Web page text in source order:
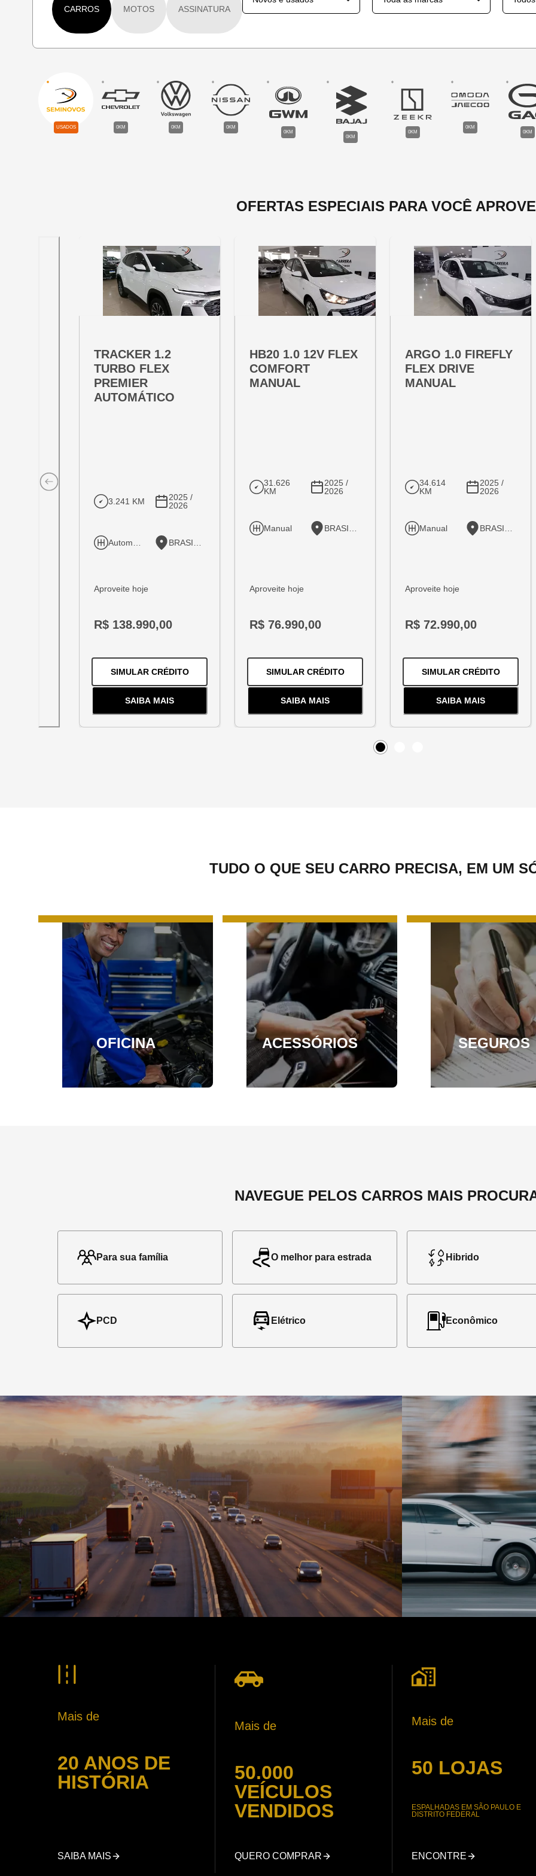
CARROS MOTOS ASSINATURA
USADOS 0KM 0KM
0KM
0KM
0KM
0KM
0KM
0KM
OFERTAS ESPECIAIS PARA VOCÊ
TRACKER 1.2
TURBO FLEX
PREMIER
AUTOMÁTICO
3.241 KM
2025 /
2026
Aproveite hoje
R$ 138.990,00
SIMULAR CRÉDITOPARA O TRACKER 1.2 TURBO FLEX PREMIER AUTOMÁTICO
SAIBA MAIS
SOBRE TRACKER 1.2 TURBO FLEX PREMIER AUTOMÁTICO
HB20 1.0 12V FLEX
COMFORT
MANUAL
31.626
KM
2025 /
2026
Manual
Aproveite hoje
R$ 76.990,00
SIMULAR CRÉDITOPARA O HB20 1.0 12V FLEX COMFORT MANUAL
SAIBA MAIS
SOBRE HB20 1.0 12V FLEX COMFORT MANUAL
ARGO 1.0 FIREFLY
FLEX DRIVE
MANUAL
34.614
KM
2025 /
2026
Manual
Aproveite hoje
R$ 72.990,00
SIMULAR CRÉDITOPARA O
SAIBA MAIS
SOBRE ARGO
TUDO O QUE SEU CARRO PRECISA, EM UM
OFICINA ACESSÓRIOS SEGUROS
NAVEGUE PELOS CARROS MAIS
Para sua família O melhor para estrada Hibrido
PCD Elétrico Econômico
Mais de
20 ANOS DE
HISTÓRIA
SAIBA MAIS
Mais de
50.000
VEÍCULOS
VENDIDOS
QUERO COMPRAR
Mais de
50 LOJAS
ESPALHADAS EM SÃO PAULO E
DISTRITO FEDERAL
ENCONTRE